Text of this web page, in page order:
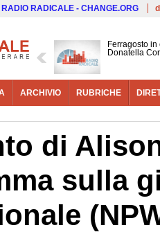
RADIO RADICALE - CHANGE.ORG
Ferragosto
Donatella
ARCHIVIO RUBRICHE
di
sulla